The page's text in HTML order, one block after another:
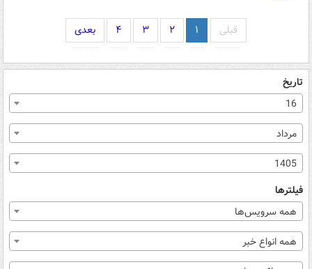
قبلی ۱ ۲ ۳ ۴ بعدی
تاریخ
16
مرداد
1405
فیلترها
همه سرویس‌ها
همه انواع خبر